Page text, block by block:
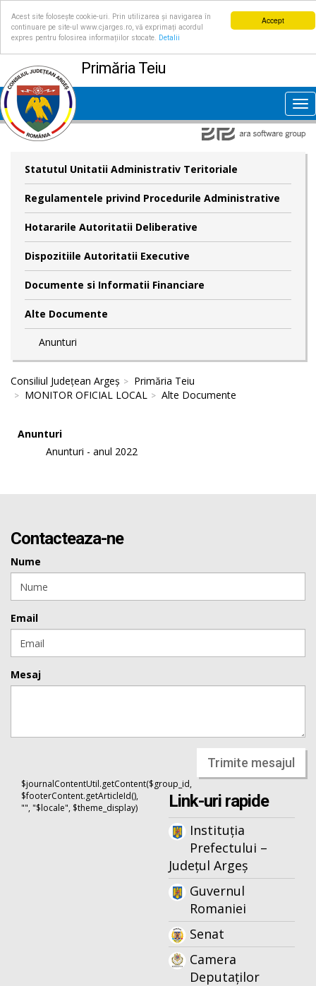
Accept
Acest site folosește cookie-uri. Prin utilizarea și navigarea în
continuare pe site-ul www.cjarges.ro, vă exprimați acordul
expres pentru folosirea informațiilor stocate.
Detalii
Primăria Teiu
Statutul Unitatii Administrativ Teritoriale
Regulamentele privind Procedurile Administrative
Hotararile Autoritatii Deliberative
Dispozitiile Autoritatii Executive
Documente si Informatii Financiare
Alte Documente
Anunturi
Consiliul Județean Argeș
Primăria Teiu
MONITOR OFICIAL LOCAL
Alte Documente
Anunturi
Anunturi - anul 2022
Contacteaza-ne
Nume
Email
Mesaj
Trimite mesajul
$journalContentUtil.getContent($group_id,
$footerContent.getArticleId(),
"", "$locale", $theme_display)
Link-uri rapide
Instituția
Prefectului –
Județul Argeș
Guvernul
Romaniei
Senat
Camera
Deputaților